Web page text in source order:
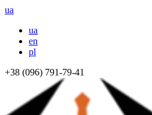
ua
ua
en
pl
+38 (096) 791-79-41